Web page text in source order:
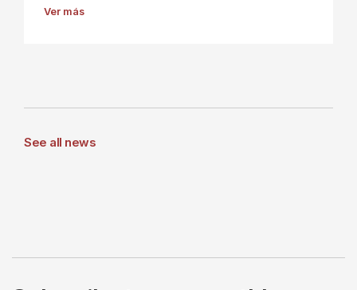
Ver más
See all news